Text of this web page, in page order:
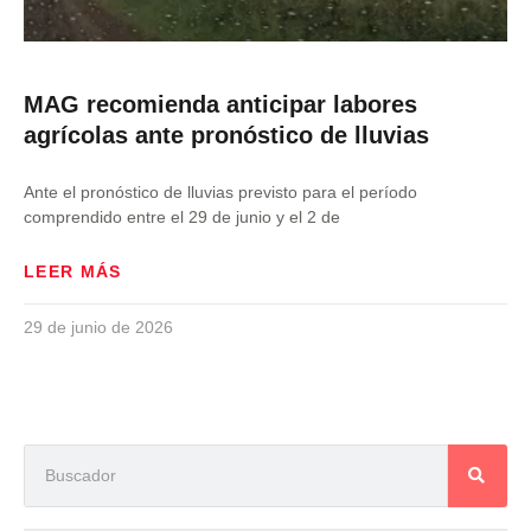
MAG recomienda anticipar labores
agrícolas ante pronóstico de lluvias
Ante el pronóstico de lluvias previsto para el período
comprendido entre el 29 de junio y el 2 de
LEER MÁS
29 de junio de 2026